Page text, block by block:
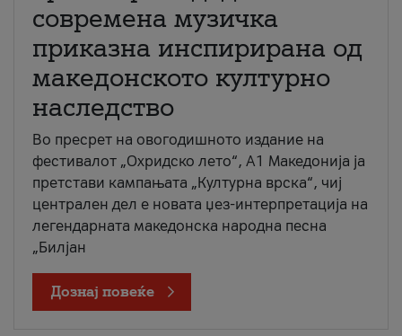
современа музичка
приказна инспирирана од
македонското културно
наследство
Во пресрет на овогодишното издание на
фестивалот „Охридско лето“, А1 Македонија ја
претстави кампањата „Културна врска“, чиј
централен дел е новата џез-интерпретација на
легендарната македонска народна песна
„Билјан
Дознај повеќе